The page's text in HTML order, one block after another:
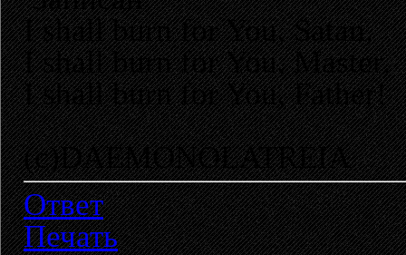
I shall burn for You, Satan,
I shall burn for You, Master,
I shall burn for You, Father!
(c)DAEMONOLATREIA
Ответ
Печать